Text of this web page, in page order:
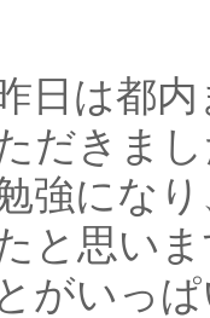
日は都
だきま
強にな
と思い
がいっ